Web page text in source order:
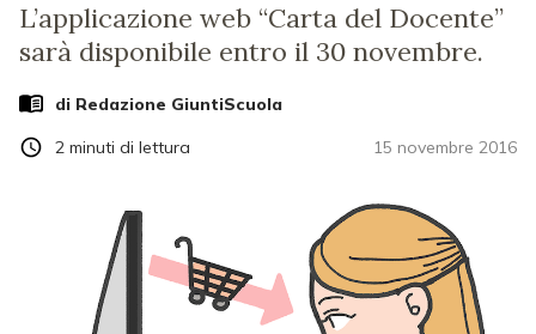
L’applicazione web “Carta del Docente”
sarà disponibile entro il 30 novembre.
di Redazione GiuntiScuola
15 novembre 2016
2 minuti di lettura